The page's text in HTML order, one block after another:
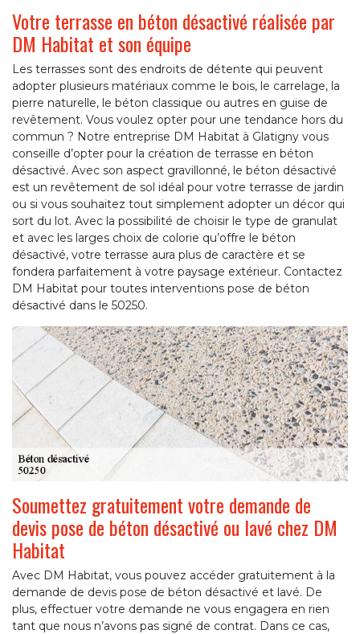
Votre terrasse en béton désactivé réalisée par
DM Habitat et son équipe
Les terrasses sont des endroits de détente qui peuvent
adopter plusieurs matériaux comme le bois, le carrelage, la
pierre naturelle, le béton classique ou autres en guise de
revêtement. Vous voulez opter pour une tendance hors du
commun ? Notre entreprise DM Habitat à Glatigny vous
conseille d’opter pour la création de terrasse en béton
désactivé. Avec son aspect gravillonné, le béton désactivé
est un revêtement de sol idéal pour votre terrasse de jardin
ou si vous souhaitez tout simplement adopter un décor qui
sort du lot. Avec la possibilité de choisir le type de granulat
et avec les larges choix de colorie qu’offre le béton
désactivé, votre terrasse aura plus de caractère et se
fondera parfaitement à votre paysage extérieur. Contactez
DM Habitat pour toutes interventions pose de béton
désactivé dans le 50250.
Soumettez gratuitement votre demande de
devis pose de béton désactivé ou lavé chez DM
Habitat
Avec DM Habitat, vous pouvez accéder gratuitement à la
demande de devis pose de béton désactivé et lavé. De
plus, effectuer votre demande ne vous engagera en rien
tant que nous n’avons pas signé de contrat. Dans ce cas,